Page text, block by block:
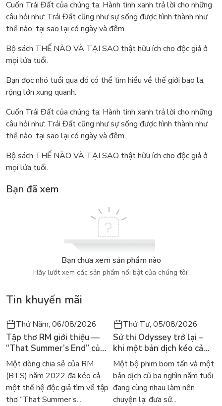
Cuốn Trái Đất của chúng ta: Hành tinh xanh trả lời cho những
câu hỏi như: Trái Đất cũng như sự sống được hình thành như
thế nào, tại sao lại có ngày và đêm...
Bộ sách THẾ NÀO VÀ TẠI SAO thật hữu ích cho độc giả ở
mọi lứa tuổi.
Bạn đọc nhỏ tuổi qua đó có thể tìm hiểu về thế giới bao la,
rộng lớn xung quanh.
Cuốn Trái Đất của chúng ta: Hành tinh xanh trả lời cho những
câu hỏi như: Trái Đất cũng như sự sống được hình thành như
thế nào, tại sao lại có ngày và đêm...
Bộ sách THẾ NÀO VÀ TẠI SAO thật hữu ích cho độc giả ở
mọi lứa tuổi.
Bạn đã xem
Bạn chưa xem sản phẩm nào
Hãy lướt xem các sản phẩm nổi bật của chúng tôi!
Tin khuyến mãi
Thứ Năm, 06/08/2026
Tập thơ RM giới thiệu —
“That Summer’s End” của
Lee Seong-bok ra mắt bản
tiếng Anh sau 4 năm gây
sốt
Một dòng chia sẻ của RM
(BTS) năm 2022 đã kéo cả
một thế hệ độc giả tìm về tập
thơ “That Summer’s...
Thứ Tư, 05/08/2026
Sử thi Odyssey trở lại –
khi một bản dịch kéo cả
thế giới về với văn học
kinh điển
Một bộ phim bom tấn và một
bản dịch cũ ba nghìn năm tuổi
đang cùng nhau làm nên
chuyện lạ: đưa sử...